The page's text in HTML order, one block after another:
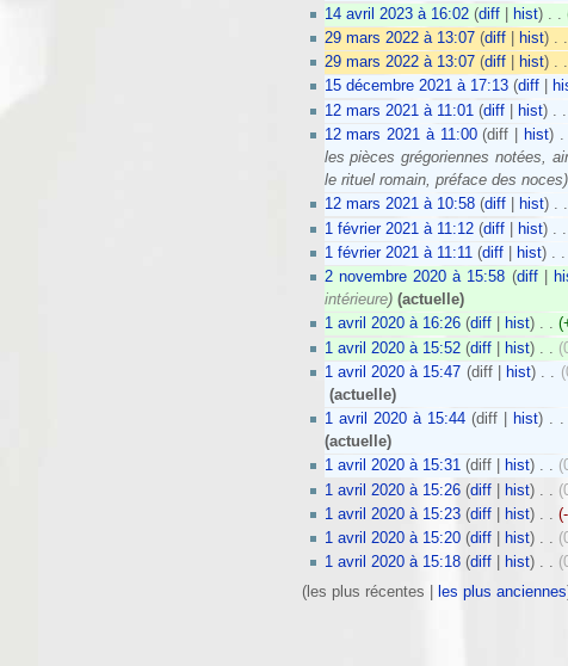
14 avril 2023 à 16:02(diff| hist)
29 mars 2022 à 13:07(diff| hist) . .
29 mars 2022 à 13:07(diff| hist) . .
15 décembre 2021 à 17:13(diff|
12 mars 2021 à 11:01 (diff| hist)
12 mars 2021 à 11:00(diff | hist) .
les pièces grégoriennes notées,
le rituel romain, préface des
12 mars 2021 à 10:58(diff| hist) . .
1 février 2021 à 11:12(diff| hist)
1 février 2021 à 11:11 (diff| hist)
2 novembre 2020 à 15:58 (diff|
intérieure) (actuelle)
1 avril 2020 à 16:26(diff| hist) . .
1 avril 2020 à 15:52(diff| hist)
1 avril 2020 à 15:47 (diff | hist) . .
(actuelle)
1 avril 2020 à 15:44(diff | hist) . .
(actuelle)
1 avril 2020 à 15:31(diff | hist) . .
1 avril 2020 à 15:26(diff| hist)
1 avril 2020 à 15:23(diff| hist) . .
1 avril 2020 à 15:20(diff| hist) . .
1 avril 2020 à 15:18(diff| hist) . .
(les plus récentes |
les plus anciennes